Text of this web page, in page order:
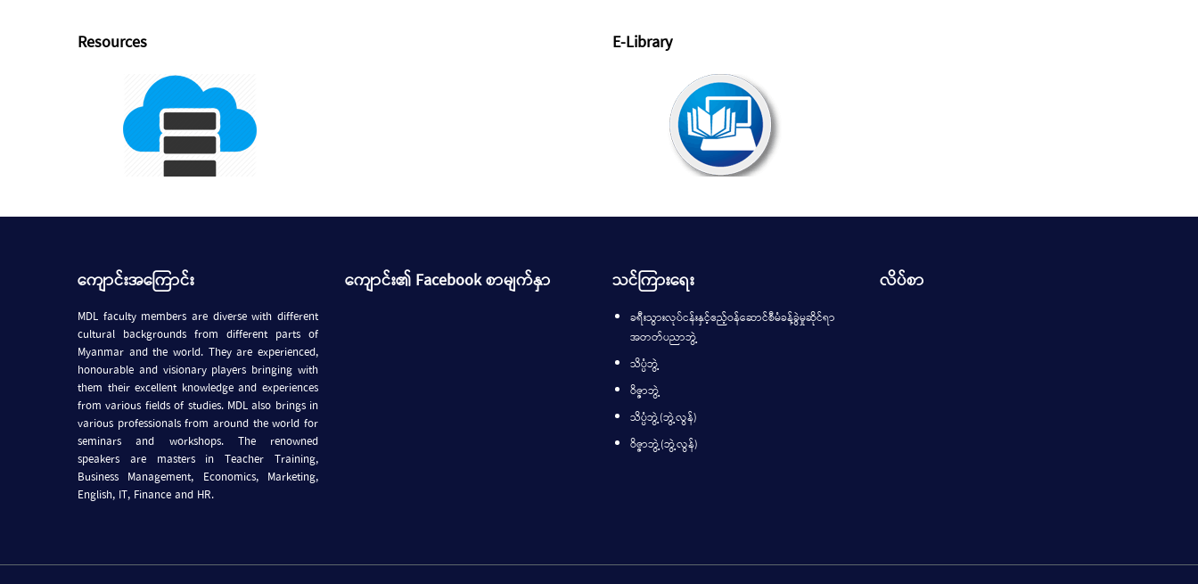
Resources E-Library
ကျောင်းအကြောင်း
MDL faculty members are diverse with different
cultural backgrounds from different parts of
Myanmar and the world. They are experienced,
honourable and visionary players bringing with
them their excellent knowledge and experiences
from various fields of studies. MDL also brings in
various professionals from around the world for
seminars and workshops. The renowned
speakers are masters in Teacher Training,
Business Management, Economics, Marketing,
English, IT, Finance and HR.
ကျောင်း၏ Facebook စာမျက်နှာ သင်ကြားရေး
ခရီးသွားလုပ်ငန်းနှင့်ဧည့်ဝန်ဆောင်စီမံခန့်ခွဲမှုဆိုင်ရာ
အတတ်ပညာဘွဲ့
သိပ္ပံဘွဲ့
ဝိဇ္ဇာဘွဲ့
သိပ္ပံဘွဲ့(ဘွဲ့လွန်)
ဝိဇ္ဇာဘွဲ့(ဘွဲ့လွန်)
လိပ်စာ